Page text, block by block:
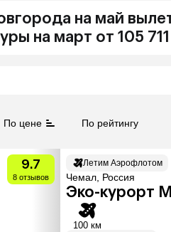
на май
на март от 105
По цене По рейтингу
9.7
8 отзывов
Летим Аэрофлотом
Чемал, Россия
Эко-курорт
100 км